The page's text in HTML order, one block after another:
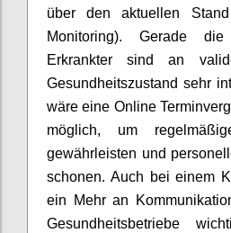
über den aktuellen
Monitoring). Gerade
Erkrankter sind an
Gesundheitszustand sehr
wäre eine Online
möglich, um
gewährleisten und
schonen. Auch bei einem
ein Mehr an
Gesundheitsbetriebe